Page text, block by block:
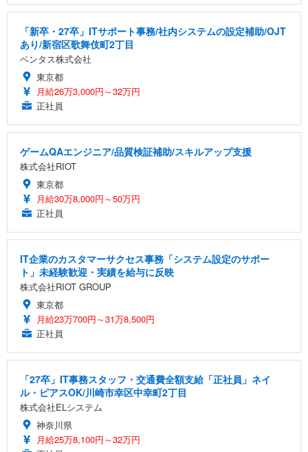
「新卒・27卒」ITサポート事務/社内システムの設定補助/OJT
あり/新宿区歌舞伎町2丁目
ベンタス株式会社
東京都
月給26万3,000円～32万円
正社員
ゲームQAエンジニア/品質検証補助/スキルアップ支援
株式会社RIOT
東京都
月給30万8,000円～50万円
正社員
IT企業のカスタマーサクセス事務「システム設定のサポー
ト」未経験歓迎・実績を給与に反映
株式会社RIOT GROUP
東京都
月給23万700円～31万8,500円
正社員
「27卒」IT事務スタッフ・交通費全額支給「正社員」ネイ
ル・ピアスOK/川崎市幸区中幸町2丁目
株式会社ELシステム
神奈川県
月給25万8,100円～32万円